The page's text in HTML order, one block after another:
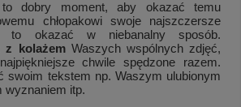
to dobry moment, aby okazać temu
chłopakowi swoje najszczersze
to okazać w niebanalny sposób.
z kolażemWaszych wspólnych zdjęć,
chwile spędzone razem.
swoim tekstem np. Waszym ulubionym
wyznaniem itp.